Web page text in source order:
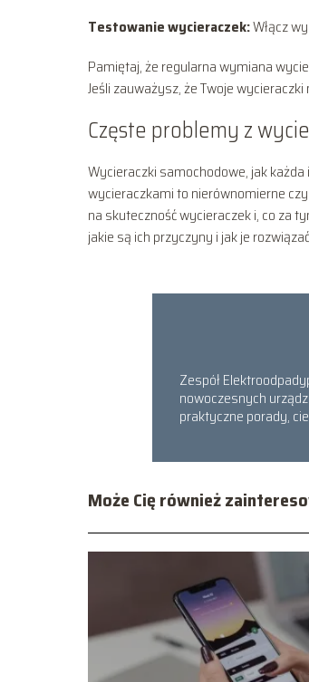
Testowanie wycieraczek:Włącz
Pamiętaj, że regularna wymiana
Jeśli zauważysz, że Twoje
Częste problemy z
Wycieraczki samochodowe, jak
wycieraczkami to nierównomierne
na skuteczność wycieraczek i, co za
jakie są ich przyczyny i jak je
Zespół
nowoczesnych
praktyczne porady,
Może Cię również